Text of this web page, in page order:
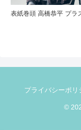
表紙巻頭 高橋恭平 プラ
プライバシーポリ
©